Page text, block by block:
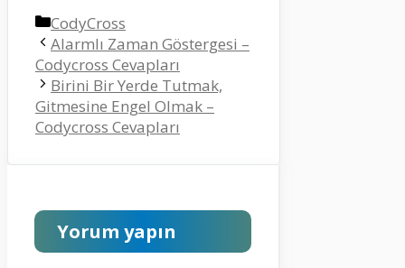
Kategoriler
CodyCross
Alarmlı Zaman Göstergesi –
Codycross Cevapları
Birini Bir Yerde Tutmak,
Gitmesine Engel Olmak –
Codycross Cevapları
Yorum yapın